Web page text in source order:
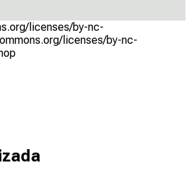
licenses/by-nc-
licenses/by-nc-